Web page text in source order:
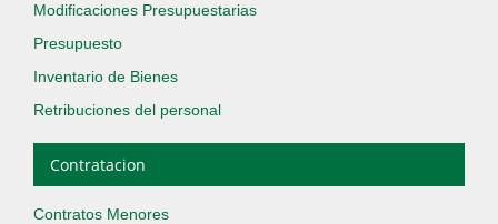
Modificaciones Presupuestarias
Presupuesto
Inventario de Bienes
Retribuciones del personal
Contratacion
Contratos Menores